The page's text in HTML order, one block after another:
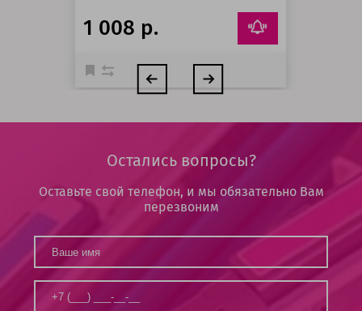
1 008 р.
Остались вопросы?
Оставьте свой телефон, и мы обязательно Вам
перезвоним